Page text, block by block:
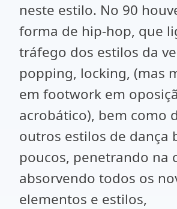
neste estilo. No 90
forma de hip-hop, que
tráfego dos estilos da
popping, locking, (mas
em footwork em
acrobático), bem como
outros estilos de dança
poucos, penetrando na
absorvendo todos os
elementos e estilos,